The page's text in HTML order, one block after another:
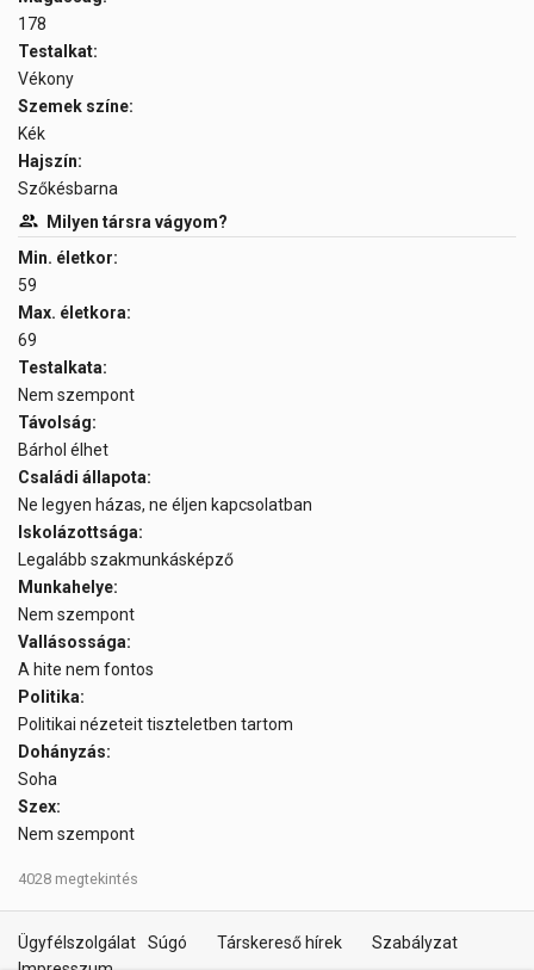
178
Testalkat:
Vékony
Szemek színe:
Kék
Hajszín:
Szőkésbarna
Milyen társra vágyom?
Min. életkor:
59
Max. életkora:
69
Testalkata:
Nem szempont
Távolság:
Bárhol élhet
Családi állapota:
Ne legyen házas, ne éljen kapcsolatban
Iskolázottsága:
Legalább szakmunkásképző
Munkahelye:
Nem szempont
Vallásossága:
A hite nem fontos
Politika:
Politikai nézeteit tiszteletben tartom
Dohányzás:
Soha
Szex:
Nem szempont
4028 megtekintés
Ügyfélszolgálat Súgó Társkereső hírek
Szabályzat